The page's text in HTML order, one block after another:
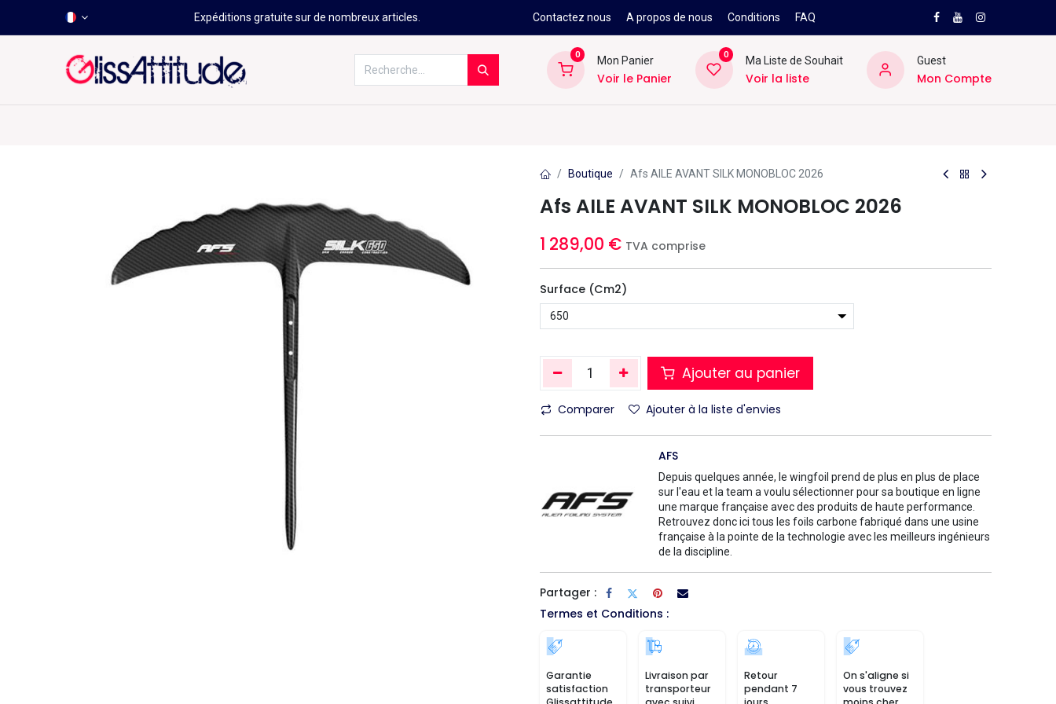
Expéditions gratuite sur de nombreux articles. Contactez nous A propos de nous Conditions FAQ
0
Mon Panier
Voir le Panier
0
Ma Liste de Souhait
Voir la liste
Guest
Mon Compte
Boutique Afs AILE AVANT SILK MONOBLOC 2026
Afs AILE AVANT SILK MONOBLOC 2026
1 289,00 € TVA comprise
Surface (cm2)
Ajouter au panier
Comparer Ajouter à la liste d'envies
AFS
Depuis quelques année, le wingfoil prend de plus en plus de place
sur l'eau et la team a voulu sélectionner pour sa boutique en ligne
une marque française avec des produits de haute performance.
Retrouvez donc ici tous les foils carbone fabriqué dans une usine
française à la pointe de la technologie avec les meilleurs ingénieurs
de la discipline.
Partager :
Termes et Conditions :
Garantie
satisfaction
Livraison par
transporteur
Retour
pendant 7
On s'aligne si
vous trouvez